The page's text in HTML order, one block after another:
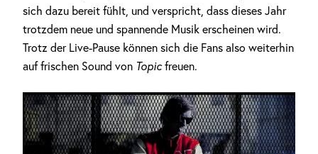
sich dazu bereit fühlt, und verspricht, dass dieses Jahr
trotzdem neue und spannende Musik erscheinen wird.
Trotz der Live-Pause können sich die Fans also weiterhin
auf frischen Sound von Topicfreuen.